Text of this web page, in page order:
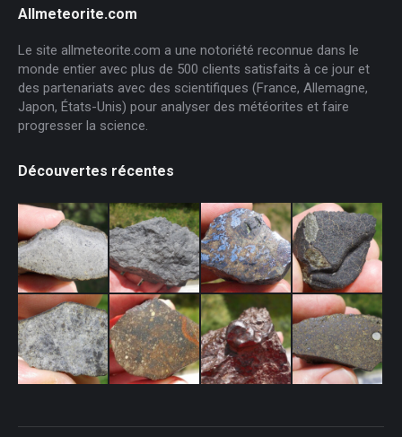
Allmeteorite.com
Le site allmeteorite.com a une notoriété reconnue dans le
monde entier avec plus de 500 clients satisfaits à ce jour et
des partenariats avec des scientifiques (France, Allemagne,
Japon, États-Unis) pour analyser des météorites et faire
progresser la science.
Découvertes récentes